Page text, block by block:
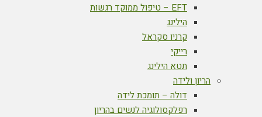
EFT – טיפול ממוקד רגשות
הילינג
קרניו סקראל
רייקי
תטא הילינג
הריון ולידה
דולה – תומכת לידה
רפלקסולוגיה לנשים בהריון